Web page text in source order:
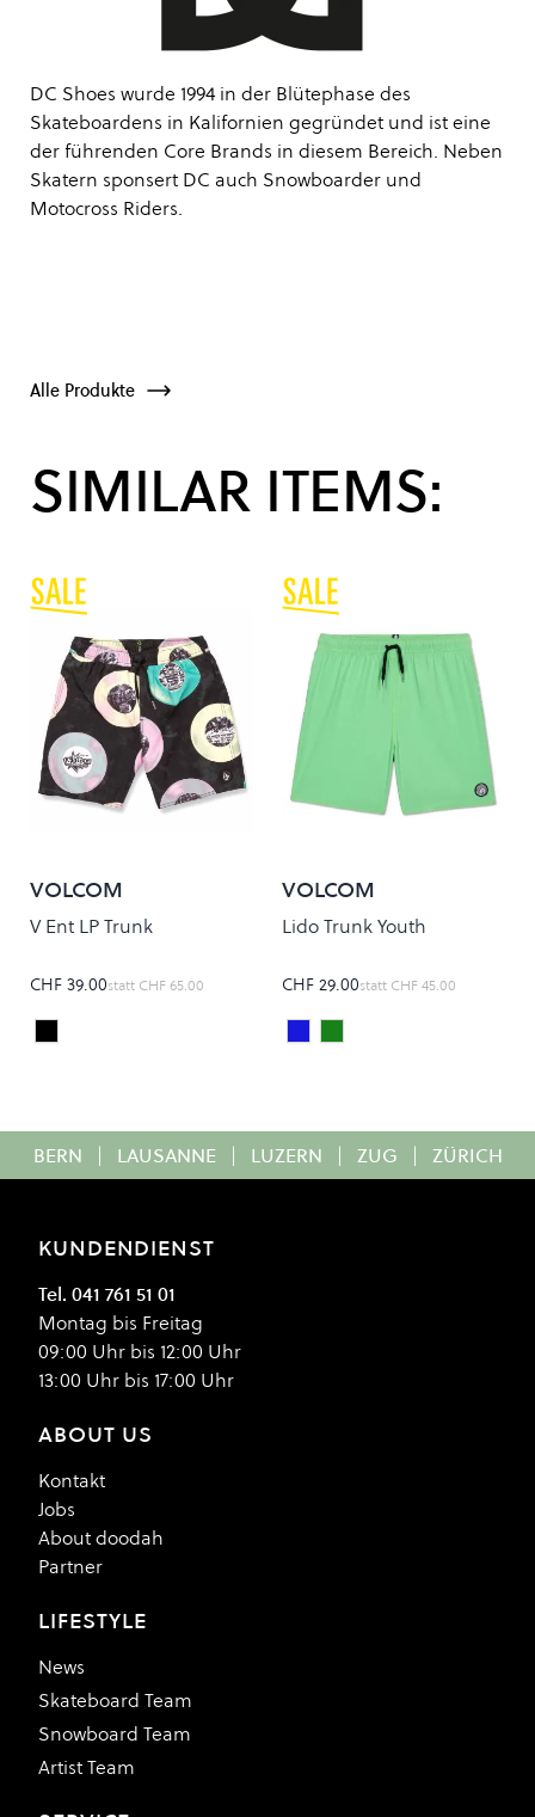
DC Shoes wurde 1994 in der Blütephase des
Skateboardens in Kalifornien gegründet und ist eine
der führenden Core Brands in diesem Bereich. Neben
Skatern sponsert DC auch Snowboarder und
Motocross Riders.
Alle Produkte
SIMILAR ITEMS:
VOLCOM
V Ent LP Trunk
CHF 39.00statt CHF 65.00
Colour
Black
VOLCOM
Lido Trunk Youth
CHF 29.00statt CHF 45.00
Colour
Midnight Blue
ISLAND GREEN
BERN | LAUSANNE | LUZERN | ZUG | ZÜRICH
KUNDENDIENST
Tel. 041 761 51 01
Montag bis Freitag
09:00 Uhr bis 12:00 Uhr
13:00 Uhr bis 17:00 Uhr
ABOUT US
Kontakt
Jobs
About doodah
Partner
LIFESTYLE
News
Skateboard Team
Snowboard Team
Artist Team